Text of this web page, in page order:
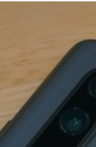
านได้ด้านเดียว
ามันจะสร้างความ
มาทั้งหมด คำตอบ
กล่าวว่า พวกเขา
โนโลยีนี้คือสิ่งที่
นเรื่องต้นทุนเลย
นี้ก็จะเกิดยาก)
ๆ พร้อมกับความ
(เยอะ
าถูกถอดชื่อออก
ำสั่งรัฐบาล
มากสำหรับ
และการถูกบังคับ